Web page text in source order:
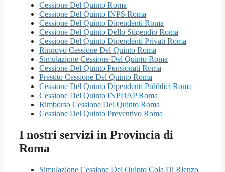
Cessione Del Quinto Roma
Cessione Del Quinto INPS Roma
Cessione Del Quinto Dipendenti Roma
Cessione Del Quinto Dello Stipendio Roma
Cessione Del Quinto Dipendenti Privati Roma
Rinnovo Cessione Del Quinto Roma
Simulazione Cessione Del Quinto Roma
Cessione Del Quinto Pensionati Roma
Prestito Cessione Del Quinto Roma
Cessione Del Quinto Dipendenti Pubblici Roma
Cessione Del Quinto INPDAP Roma
Rimborso Cessione Del Quinto Roma
Cessione Del Quinto Preventivo Roma
I nostri servizi in Provincia di
Roma
Simulazione Cessione Del Quinto Cola Di Rienzo